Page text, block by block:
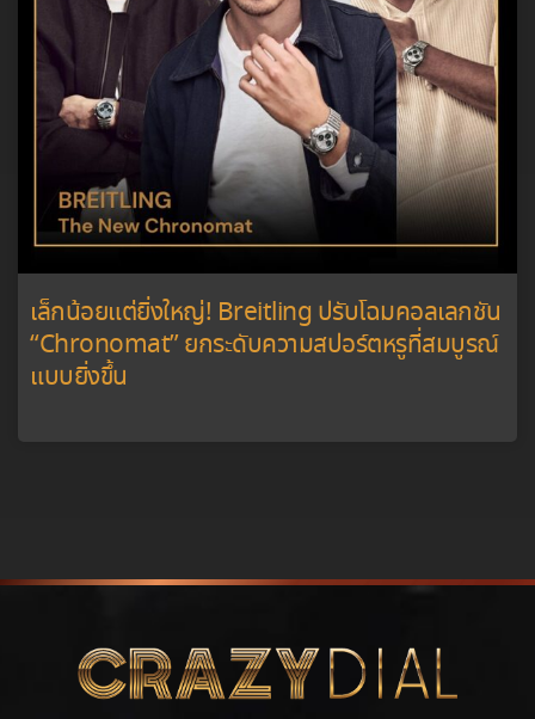
เล็กน้อยแต่ยิ่งใหญ่! Breitling ปรับโฉมคอลเลกชัน
“Chronomat” ยกระดับความสปอร์ตหรูที่สมบูรณ์
แบบยิ่งขึ้น